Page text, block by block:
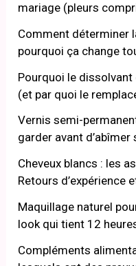
mariage (pleurs
Comment déterminer
pourquoi ça change
Pourquoi le
(et par quoi le
Vernis semi-
garder avant d’abîmer
Cheveux blancs : les
Retours d’expérience
Maquillage naturel
look qui tient 12
Compléments